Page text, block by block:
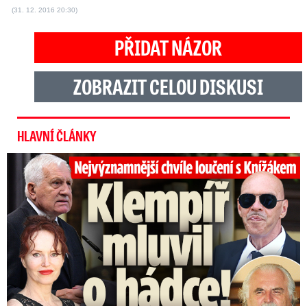
(31. 12. 2016 20:30)
PŘIDAT NÁZOR
ZOBRAZIT CELOU DISKUSI
HLAVNÍ ČLÁNKY
Top momenty pohřbu Knížáka: Dojatý Klempíř, Pospíšil s Medou